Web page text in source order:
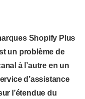
Shopify Plus
un problème de
à l’autre en un
d’assistance
l’étendue du